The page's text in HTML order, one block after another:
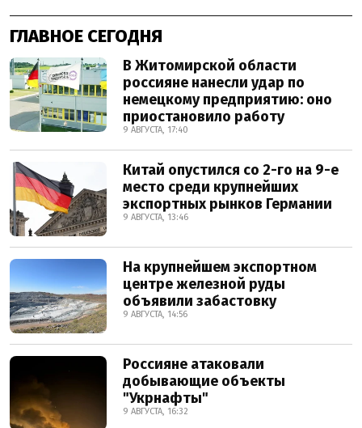
ГЛАВНОЕ СЕГОДНЯ
В Житомирской области
россияне нанесли удар по
немецкому предприятию: оно
приостановило работу
9 АВГУСТА, 17:40
Китай опустился со 2-го на 9-е
место среди крупнейших
экспортных рынков Германии
9 АВГУСТА, 13:46
На крупнейшем экспортном
центре железной руды
объявили забастовку
9 АВГУСТА, 14:56
Россияне атаковали
добывающие объекты
"Укрнафты"
9 АВГУСТА, 16:32